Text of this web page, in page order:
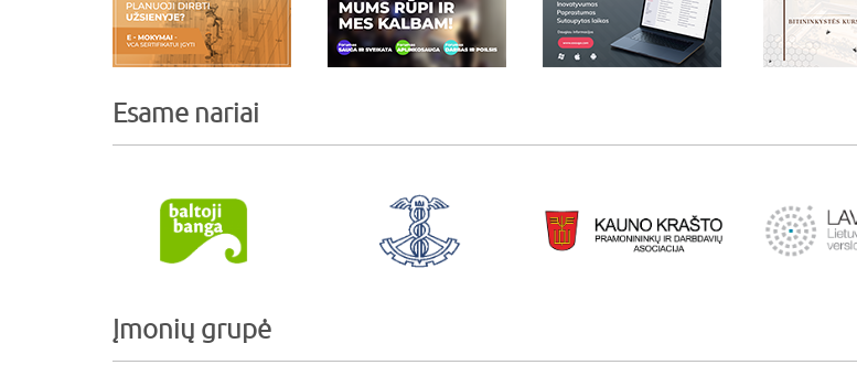
Esame nariai
Įmonių grupė